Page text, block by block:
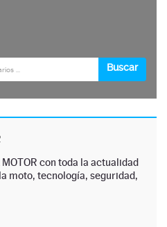
con toda la actualidad
moto, tecnología, seguridad,